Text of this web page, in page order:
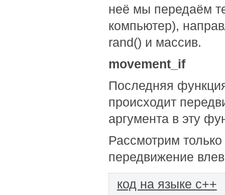
неё мы передаём
компьютер),
rand() и массив.
movement_if
Последняя
происходит
аргумента в эту
Рассмотрим
передвижение
код на языке с++